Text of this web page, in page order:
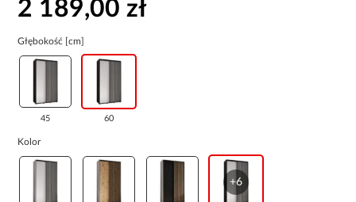
2 189,00 zł
Głębokość [cm]
45 60
Kolor
+6